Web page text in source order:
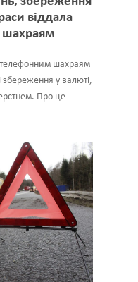
віддала
шахраям
шахраям
збереження у валюті,
Про це